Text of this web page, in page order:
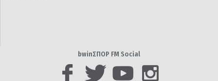
bwinΣΠΟΡ FM Social